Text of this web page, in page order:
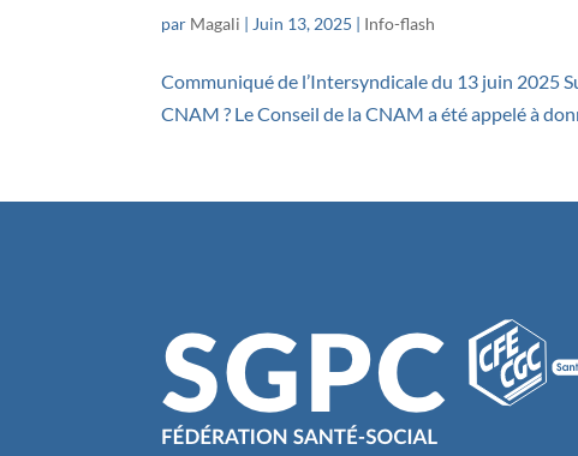
par Magali | Juin 13, 2025 | Info-flash
Communiqué de l’Intersyndicale du 13 juin 2025
CNAM ? Le Conseil de la CNAM a été appelé à